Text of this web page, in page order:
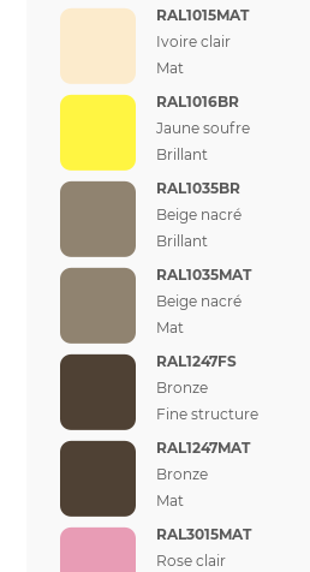
RAL1015MAT
Ivoire clair
Mat
RAL1016BR
Jaune soufre
Brillant
RAL1035BR
Beige nacré
Brillant
RAL1035MAT
Beige nacré
Mat
RAL1247FS
Bronze
Fine structure
RAL1247MAT
Bronze
Mat
RAL3015MAT
Rose clair